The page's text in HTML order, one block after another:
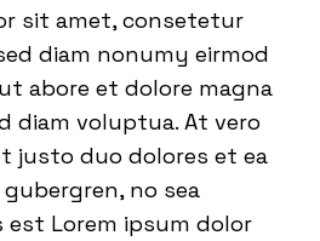
sit amet, consetetur
diam nonumy eirmod
abore et dolore magna
diam voluptua. At vero
justo duo dolores et ea
no sea
Lorem ipsum dolor